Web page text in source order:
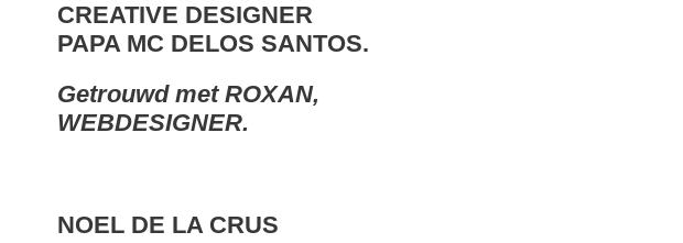
CREATIVE DESIGNER
PAPA MC DELOS SANTOS.
Getrouwd met ROXAN,
WEBDESIGNER.
NOEL DE LA CRUS